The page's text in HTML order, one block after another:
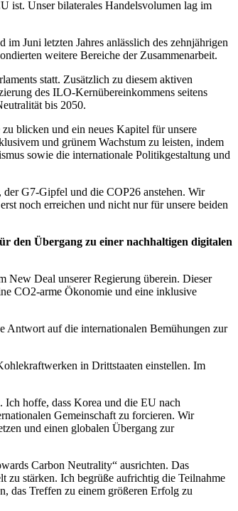
ist. Unser bilaterales Handelsvolumen lag im
Juni letzten Jahres anlässlich des zehnjährigen
weitere Bereiche der Zusammenarbeit.
statt. Zusätzlich zu diesem aktiven
des ILO-Kernübereinkommens seitens
bis 2050.
blicken und ein neues Kapitel für unsere
und grünem Wachstum zu leisten, indem
sowie die internationale Politikgestaltung und
G7-Gipfel und die COP26 anstehen. Wir
noch erreichen und nicht nur für unsere beiden
den Übergang zu einer nachhaltigen digitalen
New Deal unserer Regierung überein. Dieser
CO2-arme Ökonomie und eine inklusive
Antwort auf die internationalen Bemühungen zur
in Drittstaaten einstellen. Im
Ich hoffe, dass Korea und die EU nach
Gemeinschaft zu forcieren. Wir
und einen globalen Übergang zur
Carbon Neutrality“ ausrichten. Das
zu stärken. Ich begrüße aufrichtig die Teilnahme
das Treffen zu einem größeren Erfolg zu